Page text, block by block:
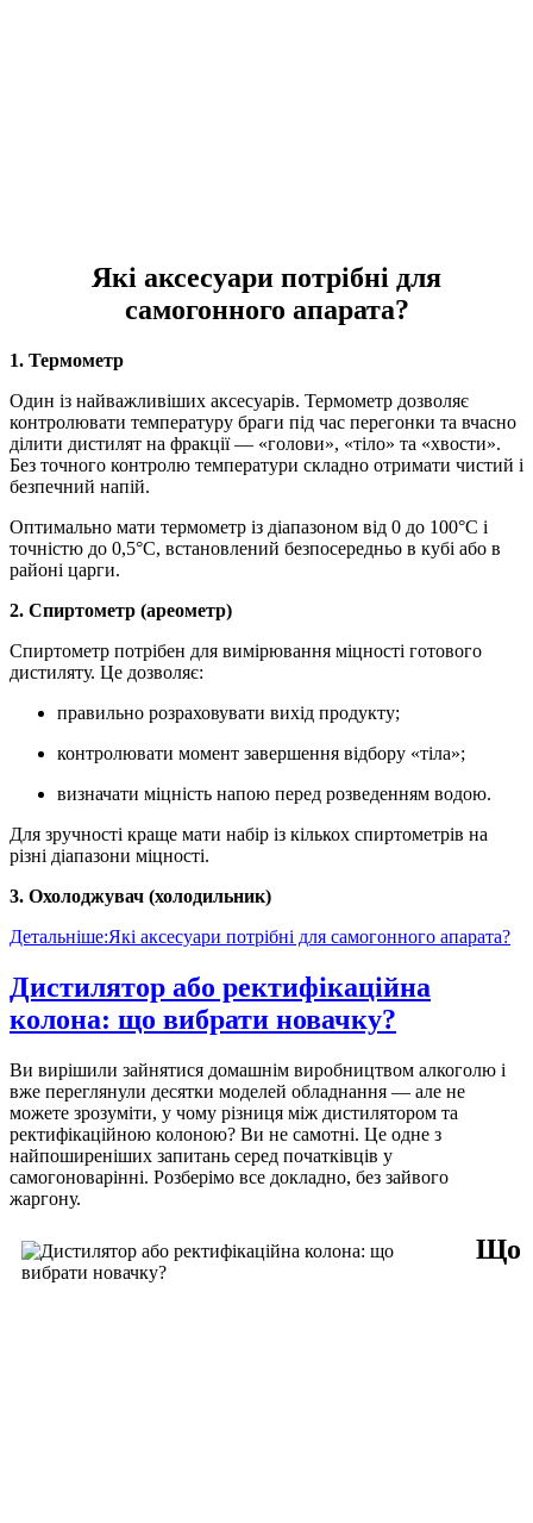
Які аксесуари потрібні для
самогонного апарата?
1. Термометр
Один із найважливіших аксесуарів. Термометр дозволяє
контролювати температуру браги під час перегонки та вчасно
ділити дистилят на фракції — «голови», «тіло» та «хвости».
Без точного контролю температури складно отримати чистий і
безпечний напій.
Оптимально мати термометр із діапазоном від 0 до 100°C і
точністю до 0,5°C, встановлений безпосередньо в кубі або в
районі царги.
2. Спиртометр (ареометр)
Спиртометр потрібен для вимірювання міцності готового
дистиляту. Це дозволяє:
правильно розраховувати вихід продукту;
контролювати момент завершення відбору «тіла»;
визначати міцність напою перед розведенням водою.
Для зручності краще мати набір із кількох спиртометрів на
різні діапазони міцності.
3. Охолоджувач (холодильник)
Детальніше:Які аксесуари потрібні для самогонного апарата?
Дистилятор або ректифікаційна
колона: що вибрати новачку?
Ви вирішили зайнятися домашнім виробництвом алкоголю і
вже переглянули десятки моделей обладнання — але не
можете зрозуміти, у чому різниця між дистилятором та
ректифікаційною колоною? Ви не самотні. Це одне з
найпоширеніших запитань серед початківців у
самогоноварінні. Розберімо все докладно, без зайвого
жаргону.
Що